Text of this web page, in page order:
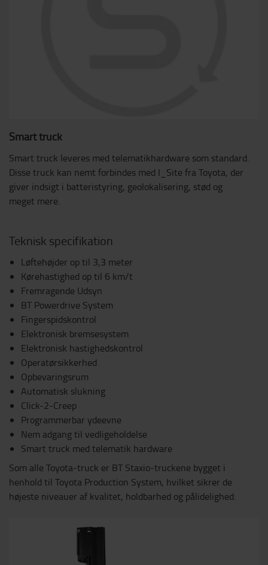
Smart truck
Smart truck leveres med telematikhardware som standard.
Disse truck kan nemt forbindes med I_Site fra Toyota, der
giver indsigt i batteristyring, geolokalisering, stød og
meget mere.
Teknisk specifikation
Løftehøjder op til 3,3 meter
Kørehastighed op til 6 km/t
Fremragende Udsyn
BT Powerdrive System
Fingerspidskontrol
Elektronisk bremsesystem
Elektronisk hastighedskontrol
Operatørsikkerhed
Opbevaringsrum
Automatisk slukning
Click-2-Creep
Programmerbar ydeevne
Nem adgang til vedligeholdelse
Smart truck med telematik hardware
Som alle Toyota-truck er BT Staxio-truckene bygget i
henhold til Toyota Production System, hvilket sikrer de
højeste niveauer af kvalitet, holdbarhed og pålidelighed.